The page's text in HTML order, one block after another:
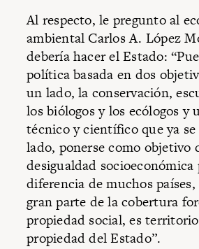
Al respecto, le pregunto al
ambiental Carlos A. López
debería hacer el Estado:
política basada en dos
un lado, la conservación,
los biólogos y los ecólogos y
técnico y científico que ya
lado, ponerse como objetivo
desigualdad socioeconómica
diferencia de muchos
gran parte de la cobertura
propiedad social, es
propiedad del Estado”.